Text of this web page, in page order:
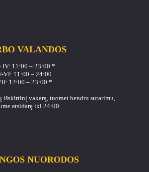
VALANDOS
IV: 11:00 – 23:00 *
VI: 11:00 – 24:00
12:00 – 23:00 *
išskirtinį vakarą, tuomet bendru sutarimu,
atsidarę iki 24:00
NUORODOS